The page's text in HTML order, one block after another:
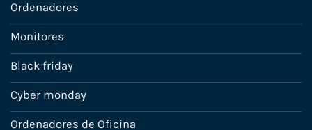
Ordenadores
Monitores
Black friday
Cyber monday
Ordenadores de Oficina